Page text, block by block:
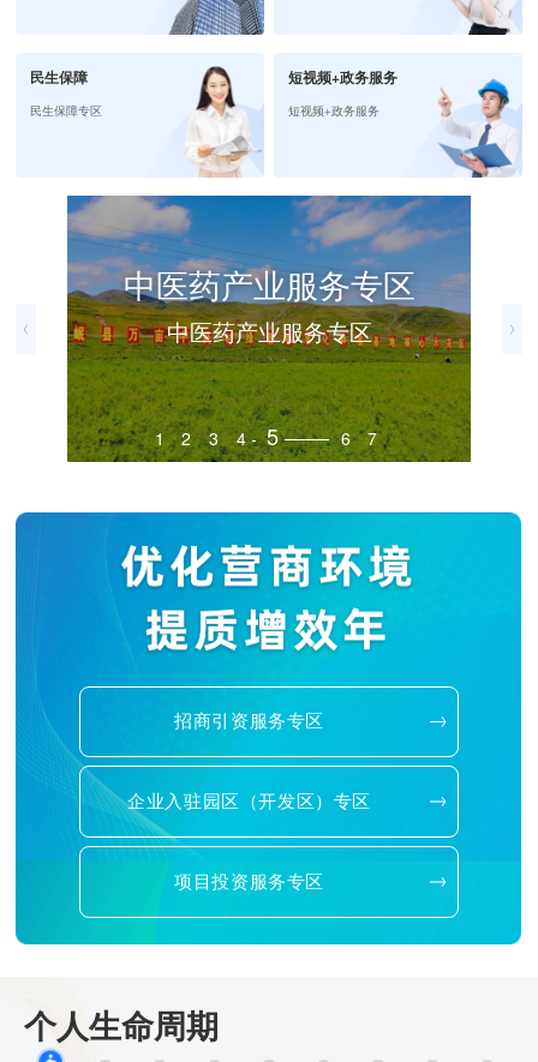
民生保障
民生保障专区
短视频+政务服务
短视频+政务服务
中医药产业服务专区
中医药产业服务专区
1 2 3 4 5 6 7
招商引资服务专区
企业入驻园区（开发区）专区
项目投资服务专区
个人生命周期